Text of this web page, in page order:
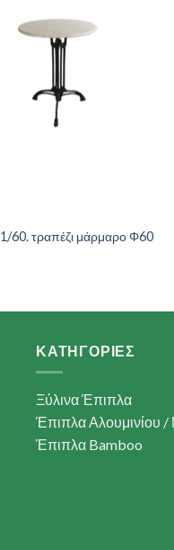
60. τραπέζι μάρμαρο Φ60
ΚΑΤΗΓΟΡΙΕΣ
Ξύλινα Έπιπλα
Έπιπλα Αλουμινίου /
Έπιπλα Bamboo